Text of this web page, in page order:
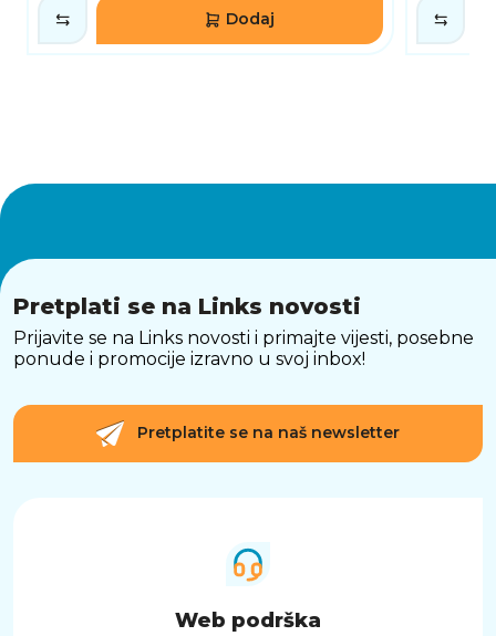
Dodaj
Pretplati se na Links novosti
Prijavite se na Links novosti i primajte vijesti, posebne
ponude i promocije izravno u svoj inbox!
Pretplatite se na naš newsletter
Web podrška